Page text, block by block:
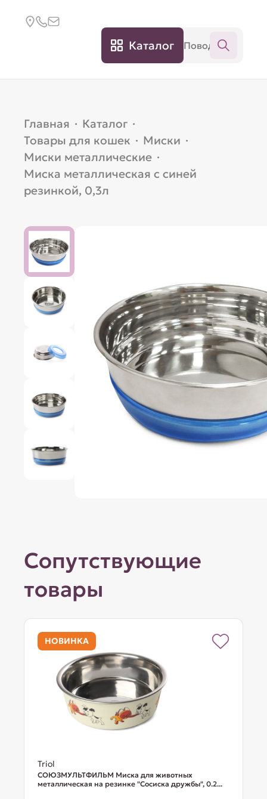
Каталог
Главная · Каталог ·
Товары для кошек · Миски ·
Миски металлические ·
Миска металлическая с синей
резинкой, 0,3л
Сопутствующие
товары
НОВИНКА
Triol
СОЮЗМУЛЬТФИЛЬМ Миска для животных
металлическая на резинке "Сосиска дружбы", 0.2...